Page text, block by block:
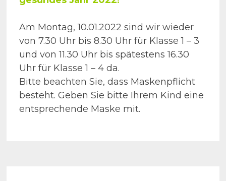
Am Montag, 10.01.2022 sind wir wieder
von 7.30 Uhr bis 8.30 Uhr für Klasse 1 – 3
und von 11.30 Uhr bis spätestens 16.30
Uhr für Klasse 1 – 4 da.
Bitte beachten Sie, dass Maskenpflicht
besteht. Geben Sie bitte Ihrem Kind eine
entsprechende Maske mit.